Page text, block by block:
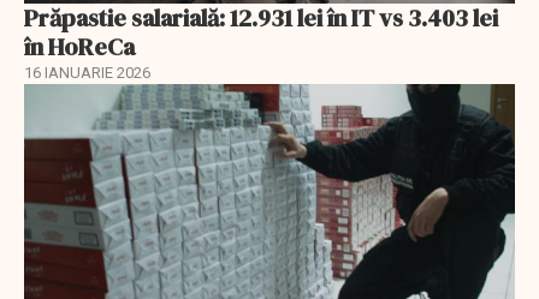
Prăpastie salarială: 12.931 lei în IT vs 3.403 lei
în HoReCa
16 IANUARIE 2026